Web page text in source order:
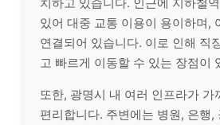
있어 대중 교통 이용이 용이하며,
연결되어 있습니다. 이로 인해 직
고 빠르게 이동할 수 있는 장점이
또한, 광명시 내 여러 인프라가 가
편리합니다. 주변에는 병원, 은행,